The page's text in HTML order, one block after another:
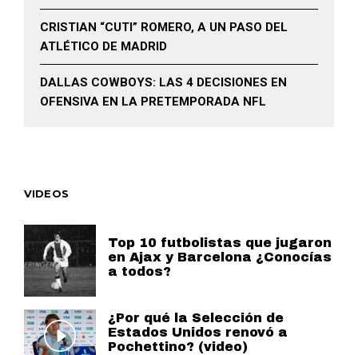
CRISTIAN “CUTI” ROMERO, A UN PASO DEL
ATLÉTICO DE MADRID
DALLAS COWBOYS: LAS 4 DECISIONES EN
OFENSIVA EN LA PRETEMPORADA NFL
VIDEOS
Top 10 futbolistas que jugaron
en Ajax y Barcelona ¿Conocías
a todos?
¿Por qué la Selección de
Estados Unidos renovó a
Pochettino? (video)